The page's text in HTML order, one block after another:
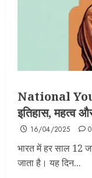
National
इतिहास, महत्व
16/04/2025 0
भारत में हर साल 12
जाता है। यह दिन...